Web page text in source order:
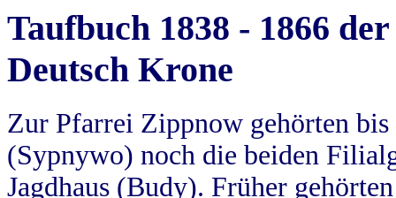
Taufbuch 1838 - 1866
Deutsch Krone
Zur Pfarrei Zippnow gehörten
(Sypnywo) noch die beiden
Jagdhaus (Budy). Früher